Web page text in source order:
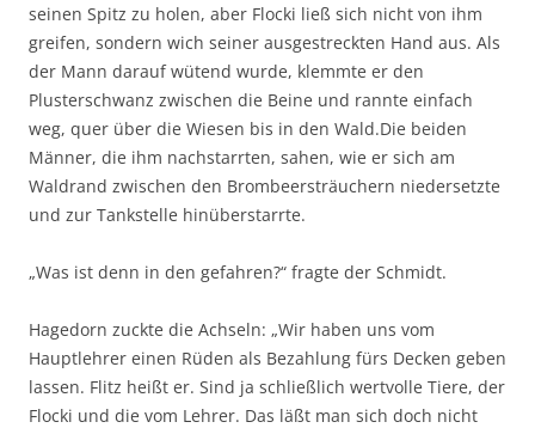
seinen Spitz zu holen, aber Flocki ließ sich nicht von ihm
greifen, sondern wich seiner ausgestreckten Hand aus. Als
der Mann darauf wütend wurde, klemmte er den
Plusterschwanz zwischen die Beine und rannte einfach
weg, quer über die Wiesen bis in den Wald.Die beiden
Männer, die ihm nachstarrten, sahen, wie er sich am
Waldrand zwischen den Brombeersträuchern niedersetzte
und zur Tankstelle hinüberstarrte.
„Was ist denn in den gefahren?“ fragte der Schmidt.
Hagedorn zuckte die Achseln: „Wir haben uns vom
Hauptlehrer einen Rüden als Bezahlung fürs Decken geben
lassen. Flitz heißt er. Sind ja schließlich wertvolle Tiere, der
Flocki und die vom Lehrer. Das läßt man sich doch nicht